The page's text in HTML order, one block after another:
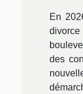
En
des